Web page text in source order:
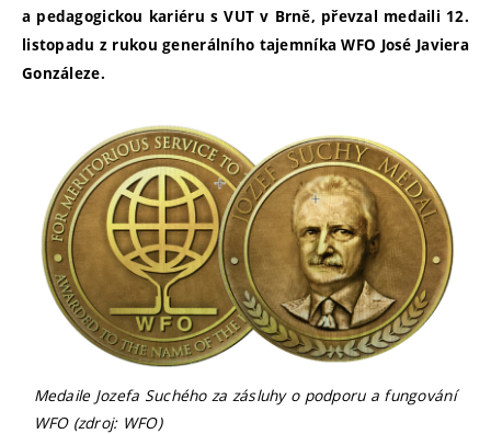
a pedagogickou kariéru s VUT v Brně, převzal medaili 12.
listopadu z rukou generálního tajemníka WFO José Javiera
Gonzáleze.
Medaile Jozefa Suchého za zásluhy o podporu a fungování
WFO (zdroj: WFO)